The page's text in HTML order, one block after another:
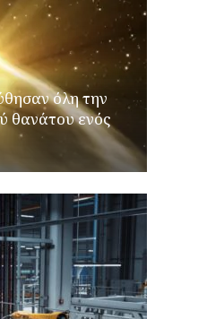
όλη την
θανάτου ενός